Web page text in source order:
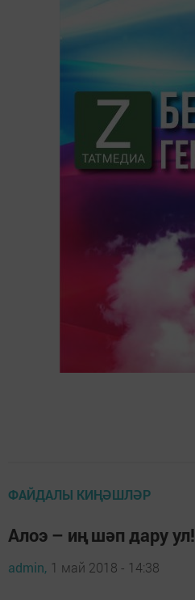
ФАЙДАЛЫ КИҢӘШЛӘР
Алоэ – иң шәп дару ул!
admin, 1 май 2018 - 14:38